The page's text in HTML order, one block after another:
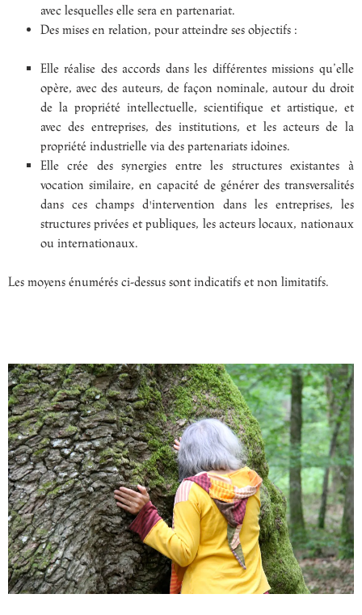
avec lesquelles elle sera en partenariat.
Des mises en relation, pour atteindre ses objectifs :
Elle réalise des accords dans les différentes missions qu’elle
opère, avec des auteurs, de façon nominale, autour du droit
de la propriété intellectuelle, scientifique et artistique, et
avec des entreprises, des institutions, et les acteurs de la
propriété industrielle via des partenariats idoines.
Elle crée des synergies entre les structures existantes à
vocation similaire, en capacité de générer des transversalités
dans ces champs d'intervention dans les entreprises, les
structures privées et publiques, les acteurs locaux, nationaux
ou internationaux.
Les moyens énumérés ci-dessus sont indicatifs et non limitatifs.